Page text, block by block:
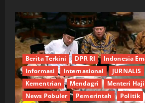
Berita Terkini DPR RI
Indonesia
Informasi
Internasional JURNALIS
Kementrian
Mendagri Menteri Haji
News Pobuler
Pemerintah Politik